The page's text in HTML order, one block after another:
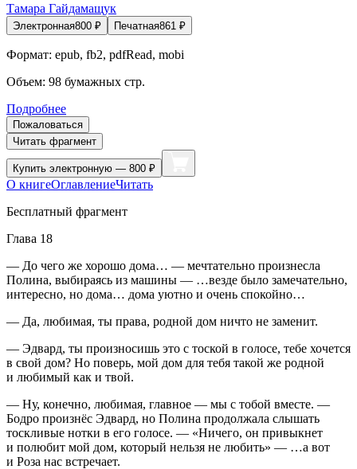
Тамара Гайдамащук
Электронная800 ₽ Печатная861 ₽
Формат: epub, fb2, pdfRead, mobi
Объем: 98 бумажных стр.
Подробнее
Пожаловаться
Читать фрагмент
Купить электронную — 800 ₽
О книгеОглавлениеЧитать
Бесплатный фрагмент
Глава 18
— До чего же хорошо дома… — мечтательно произнесла
Полина, выбираясь из машины — …везде было замечательно,
интересно, но дома… дома уютно и очень спокойно…
— Да, любимая, ты права, родной дом ничто не заменит.
— Эдвард, ты произносишь это с тоской в голосе, тебе хочется
в свой дом? Но поверь, мой дом для тебя такой же родной
и любимый как и твой.
— Ну, конечно, любимая, главное — мы с тобой вместе. —
Бодро произнёс Эдвард, но Полина продолжала слышать
тоскливые нотки в его голосе. — «Ничего, он привыкнет
и полюбит мой дом, который нельзя не любить» — …а вот
и Роза нас встречает.